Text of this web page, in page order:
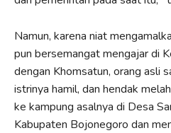
Namun, karena niat
pun bersemangat mengajar di
dengan Khomsatun, orang asli
istrinya hamil, dan hendak
ke kampung asalnya di Desa
Kabupaten Bojonegoro dan